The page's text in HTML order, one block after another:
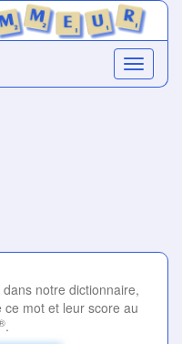
notre dictionnaire,
mot et leur score au
.